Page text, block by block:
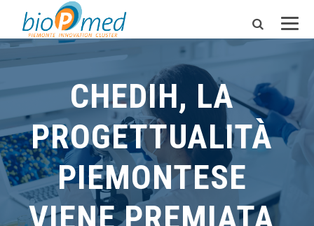
CHEDIH, LA
PROGETTUALITÀ
PIEMONTESE
VIENE PREMIATA